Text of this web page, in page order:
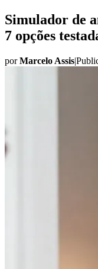
Simulador de
7 opções
porMarcelo Assis|